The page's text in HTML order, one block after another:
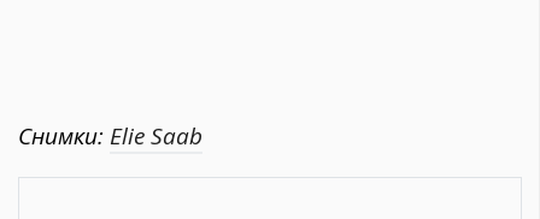
Снимки: Elie Saab